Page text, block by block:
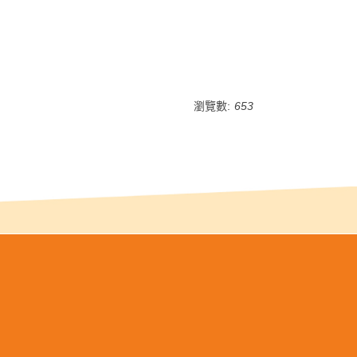
瀏覽數: 653